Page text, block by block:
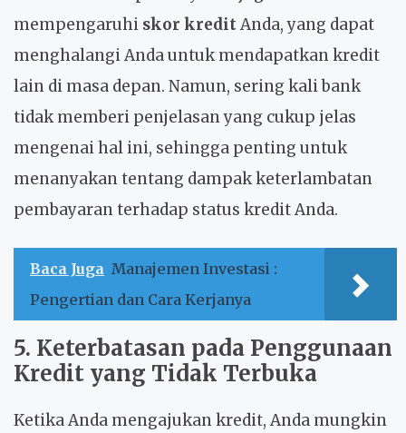
mempengaruhi skor kreditAnda, yang dapat
menghalangi Anda untuk mendapatkan kredit
lain di masa depan. Namun, sering kali bank
tidak memberi penjelasan yang cukup jelas
mengenai hal ini, sehingga penting untuk
menanyakan tentang dampak keterlambatan
pembayaran terhadap status kredit Anda.
Baca Juga Manajemen Investasi :
Pengertian dan Cara Kerjanya
5. Keterbatasan pada Penggunaan
Kredit yang Tidak Terbuka
Ketika Anda mengajukan kredit, Anda mungkin